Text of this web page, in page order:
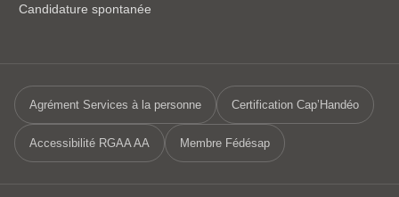
Candidature spontanée
Agrément Services à la personne Certification Cap’Handéo
Accessibilité RGAA AA Membre Fédésap